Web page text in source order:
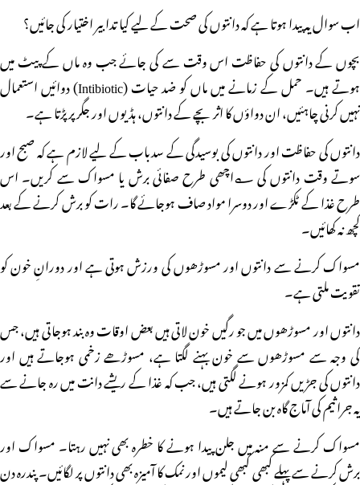
اب سوال یہ پیدا ہوتا ہے کہ دانتوں کی صحت کے لیے کیا تدابیر اختیار کی جائیں؟
بچوں کے دانتوں کی حفاظت اس وقت سے کی جائے جب وہ ماں کے پیٹ میں
ہوتے ہیں۔ حمل کے زمانے میں ماں کو ضد حیات (Intibiotic) دوائیں استعمال
نہیں کرنی چاہئیں، ان دواؤں کا اثر بچے کے دانتوں، ہڈیوں اور جگر پر پڑتا ہے۔
دانتوں کی حفاظت اور دانتوں کی بوسیدگی کے سدباب کے لیے لازم ہے کہ صبح اور
سوتے وقت دانتوں کی ؎اچھی طرح صفائی برش یا مسواک سے کریں۔ اس
طرح غذا کے ٹکڑے اور دوسرا مواد صاف ہوجائے گا۔ رات کو برش کرنے کے بعد
کچھ نہ کھائیں۔
مسواک کرنے سے دانتوں اور مسوڑھوں کی ورزش ہوتی ہے اور دورانِ خون کو
تقویت ملتی ہے۔
دانتوں اور مسوڑھوں میں جو رگیں خون لاتی ہیں بعض اوقات وہ بند ہوجاتی ہیں، جس
کی وجہ سے مسوڑھوں سے خون بہنے لگتا ہے، مسوڑھے زخمی ہوجاتے ہیں اور
دانتوں کی جڑیں کمزور ہونے لگتی ہیں، جب کہ غذا کے ریشے دانت میں رہ جانے سے
یہ جراثیم کی آماج گاہ بن جاتے ہیں۔
مسواک کرنے سے منہ میں جلن پیدا ہونے کا خطرہ بھی نہیں رہتا۔ مسواک اور
برش کرنے سے پہلے کبھی کبھی لیموں اور نمک کا آمیزہ بھی دانتوں پر لگائیں۔ پندرہ دن